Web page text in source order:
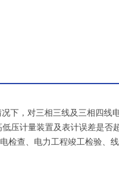
下，对三相三线及三相四线
压计量装置及表计误差是否
检查、电力工程竣工检验、